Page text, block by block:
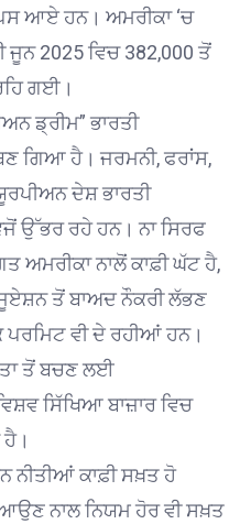
ਆਏ ਹਨ। ਅਮਰੀਕਾ ‘ਚ
ਜੂਨ 2025 ਵਿਚ 382,000 ਤੋਂ
ਗਈ।
ਡ੍ਰੀਮ” ਭਾਰਤੀ
ਗਿਆ ਹੈ। ਜਰਮਨੀ, ਫਰਾਂਸ,
ਦੇਸ਼ ਭਾਰਤੀ
ਉੱਭਰ ਰਹੇ ਹਨ। ਨਾ ਸਿਰਫ
ਅਮਰੀਕਾ ਨਾਲੋਂ ਕਾਫ਼ੀ ਘੱਟ ਹੈ,
ਤੋਂ ਬਾਅਦ ਨੌਕਰੀ ਲੱਭਣ
ਵੀ ਦੇ ਰਹੀਆਂ ਹਨ।
ਤੋਂ ਬਚਣ ਲਈ
ਸਿੱਖਿਆ ਬਾਜ਼ਾਰ ਵਿਚ
ਨੀਤੀਆਂ ਕਾਫ਼ੀ ਸਖ਼ਤ ਹੋ
ਨਾਲ ਨਿਯਮ ਹੋਰ ਵੀ ਸਖ਼ਤ